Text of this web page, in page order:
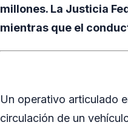
millones. La Justicia
mientras que el
Un operativo articulado
circulación de un